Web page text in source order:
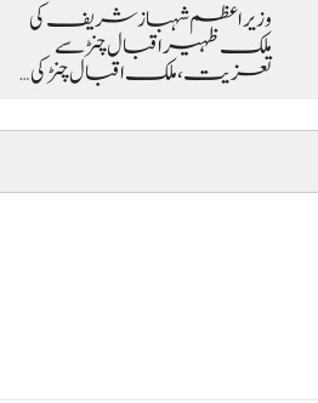
وزیراعظم شہباز شریف کی
ملک ظہیر اقبال چنڑ سے
تعزیت، ملک اقبال چنڑ کی…